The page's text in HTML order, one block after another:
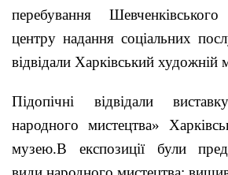
перебування Шевченківського
центру надання соціальних
відвідали Харківський художній
Підопічні відвідали
народного мистецтва»
музею.В експозиції були